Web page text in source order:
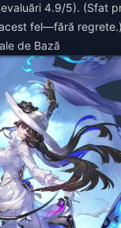
4.9/5). (Sfat
fel—fără regrete.)
de Bază